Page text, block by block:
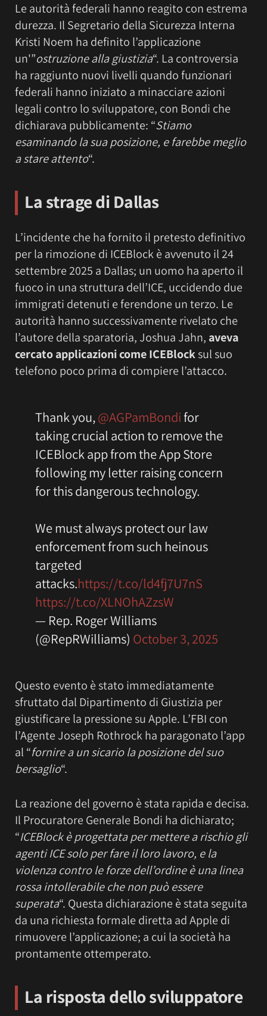
Le autorità federali hanno reagito con estrema
durezza. Il Segretario della Sicurezza Interna
Kristi Noem ha definito l’applicazione
un'”ostruzione alla giustizia“. La controversia
ha raggiunto nuovi livelli quando funzionari
federali hanno iniziato a minacciare azioni
legali contro lo sviluppatore, con Bondi che
dichiarava pubblicamente: “Stiamo
esaminando la sua posizione, e farebbe meglio
a stare attento“.
La strage di Dallas
L’incidente che ha fornito il pretesto definitivo
per la rimozione di ICEBlock è avvenuto il 24
settembre 2025 a Dallas; un uomo ha aperto il
fuoco in una struttura dell’ICE, uccidendo due
immigrati detenuti e ferendone un terzo. Le
autorità hanno successivamente rivelato che
l’autore della sparatoria, Joshua Jahn, aveva
cercato applicazioni come ICEBlocksul suo
telefono poco prima di compiere l’attacco.
Thank you,@AGPamBondifor
taking crucial action to remove the
ICEBlock app from the App Store
following my letter raising concern
for this dangerous technology.
We must always protect our law
enforcement from such heinous
targeted
attacks.https://t.co/ld4fj7U7nS
https://t.co/XLNOhAZzsW
— Rep. Roger Williams
(@RepRWilliams) October 3, 2025
Questo evento è stato immediatamente
sfruttato dal Dipartimento di Giustizia per
giustificare la pressione su Apple. L’FBI con
l’Agente Joseph Rothrock ha paragonato l’app
al “fornire a un sicario la posizione del suo
bersaglio“.
La reazione del governo è stata rapida e decisa.
Il Procuratore Generale Bondi ha dichiarato;
“ICEBlock è progettata per mettere a rischio gli
agenti ICE solo per fare il loro lavoro, e la
violenza contro le forze dell’ordine è una linea
rossa intollerabile che non può essere
superata“. Questa dichiarazione è stata seguita
da una richiesta formale diretta ad Apple di
rimuovere l’applicazione; a cui la società ha
prontamente ottemperato.
La risposta dello sviluppatore